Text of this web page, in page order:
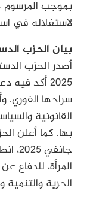
لاستغلاله في
بيان الحزب
2025 أكد
سراحها الفوري.
القانونية
المرأة، للدفاع
الحرية